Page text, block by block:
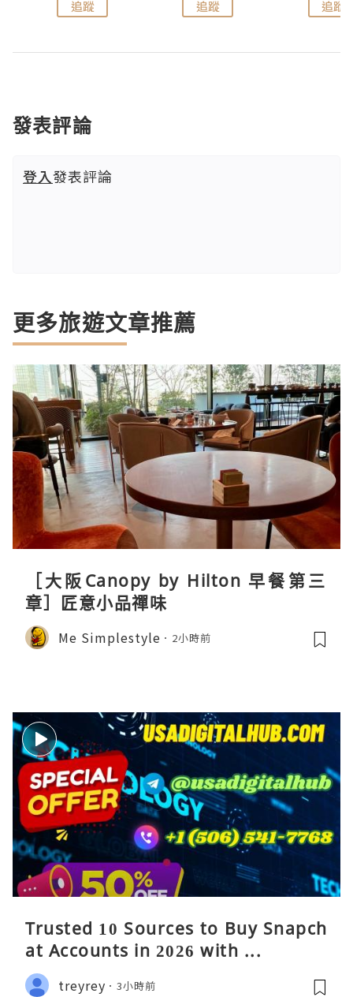
追蹤 追蹤 追蹤
發表評論
登入發表評論
更多旅遊文章推薦
［大阪Canopy by Hilton 早餐第三
章］匠意小品禪味
Me Simplestyle 2小時前
Trusted 10 Sources to Buy Snapch
at Accounts in 2026 with ...
treyrey 3小時前